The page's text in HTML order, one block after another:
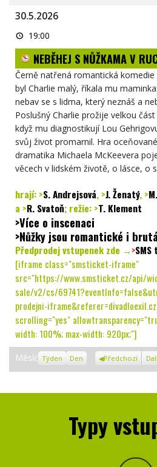
30.5.2026
NEBĚHEJ
S
NŮŽKAMA
RUCE
-
derniéra
19:00
NEBĚHEJ S NŮŽKAMA V
Černě natřená romantická
byl Charlie malý, říkala mu
nebav se s lidma, který neznáš a
Poslušný Charlie prožije velkou
když mu diagnostikují Lou
svůj život promarnil. Hra
dramatika Michaela McKeevera
věcech v lidském životě, o lásce, o
hrají: >S. Andrejsová, >J. Ženatý, >
a >R. Svatoň; režie: >T. Klement
>Více o inscenaci
>Nůžky jsou romantické i
Předprodej vstupenek zde →>
[iframe class="smsticket-iframe"
src="https://www.smsticket.cz/api/
sale/v2/cs/
prodejni-
scrolling="yes"
width: 100%; max-width: 920px;"]
Měsíc Týden Den Předchozí
Typy